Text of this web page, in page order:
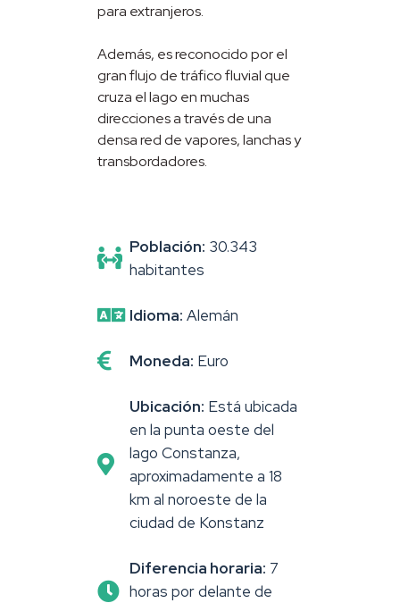
para extranjeros.
Además, es reconocido por el
gran flujo de tráfico fluvial que
cruza el lago en muchas
direcciones a través de una
densa red de vapores, lanchas y
transbordadores.
Población: 30.343
habitantes
Idioma: Alemán
Moneda: Euro
Ubicación: Está ubicada
en la punta oeste del
lago Constanza,
aproximadamente a 18
km al noroeste de la
ciudad de Konstanz
Diferencia horaria: 7
horas por delante de